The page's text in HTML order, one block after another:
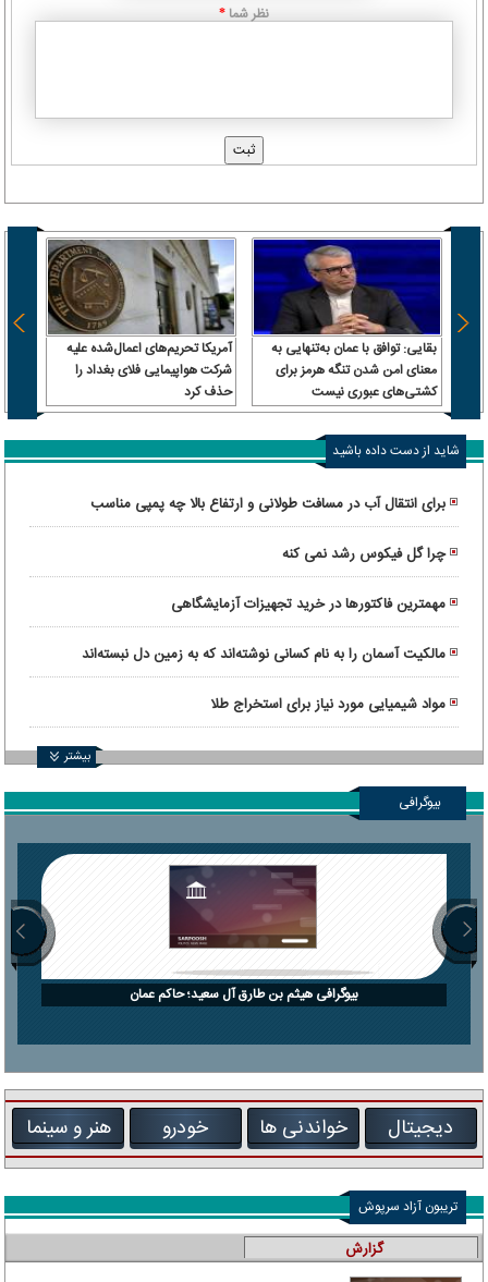
نظر شما *
بقایی: توافق با عمان به‌تنهایی به
معنای امن شدن تنگه هرمز برای
کشتی‌های عبوری نیست
آمریکا تحریم‌های اعمال‌شده علیه
شرکت هواپیمایی فلای بغداد را
حذف کرد
شاید از دست داده باشید
برای انتقال آب در مسافت طولانی و ارتفاع بالا چه پمپی مناسب
است؟
چرا گل فیکوس رشد نمی کنه
مهمترین فاکتورها در خرید تجهیزات آزمایشگاهی
مالکیت آسمان را به نام کسانی نوشته‌اند که به زمین دل نبسته‌اند
مواد شیمیایی مورد نیاز برای استخراج طلا
بیشتر
بیوگرافی
بیوگرافی هیثم بن طارق آل سعید؛ حاکم عمان
دیجیتال خواندنی ها خودرو هنر و سینما
تریبون آزاد سرپوش
گزارش